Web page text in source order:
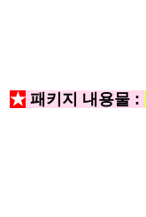
★ 패키지 내용물 :